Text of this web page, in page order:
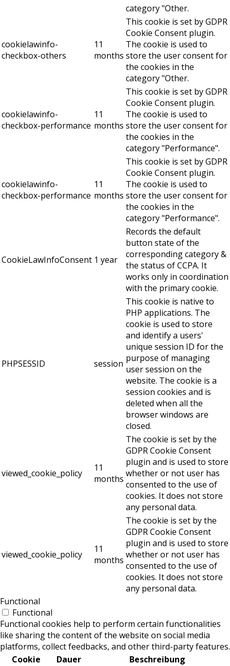
category "Other.
cookielawinfo-
checkbox-others
11
months
This cookie is set by GDPR
Cookie Consent plugin.
The cookie is used to
store the user consent for
the cookies in the
category "Other.
cookielawinfo-
checkbox-performance
11
months
This cookie is set by GDPR
Cookie Consent plugin.
The cookie is used to
store the user consent for
the cookies in the
category "Performance".
cookielawinfo-
checkbox-performance
11
months
This cookie is set by GDPR
Cookie Consent plugin.
The cookie is used to
store the user consent for
the cookies in the
category "Performance".
CookieLawInfoConsent 1 year
Records the default
button state of the
corresponding category &
the status of CCPA. It
works only in coordination
with the primary cookie.
PHPSESSID session
This cookie is native to
PHP applications. The
cookie is used to store
and identify a users'
unique session ID for the
purpose of managing
user session on the
website. The cookie is a
session cookies and is
deleted when all the
browser windows are
closed.
viewed_cookie_policy
11
months
The cookie is set by the
GDPR Cookie Consent
plugin and is used to store
whether or not user has
consented to the use of
cookies. It does not store
any personal data.
viewed_cookie_policy
11
months
The cookie is set by the
GDPR Cookie Consent
plugin and is used to store
whether or not user has
consented to the use of
cookies. It does not store
any personal data.
Functional
Functional
Functional cookies help to perform certain functionalities
like sharing the content of the website on social media
platforms, collect feedbacks, and other third-party features.
Cookie
Dauer Beschreibung